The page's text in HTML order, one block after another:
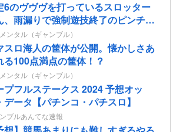
6のヴヴヴを打っているスロッター
、雨漏りで強制遊技終了のピンチ…
ンタル（ギャンブル）
スロ海人の筐体が公開。懐かしさあ
る100点満点の筐体！？
ンタル（ギャンブル）
プフルステークス 2024 予想オッ
データ【パチンコ・パチスロ】
ブルあんてな速報